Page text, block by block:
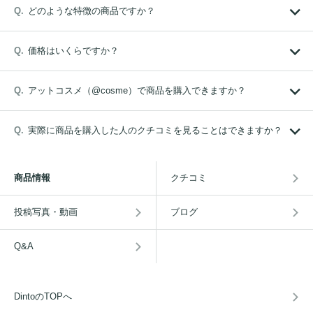
どのような特徴の商品ですか？
価格はいくらですか？
アットコスメ（@cosme）で商品を購入できますか？
実際に商品を購入した人のクチコミを見ることはできますか？
商品情報 クチコミ
投稿写真・動画 ブログ
Q&A
DintoのTOPへ